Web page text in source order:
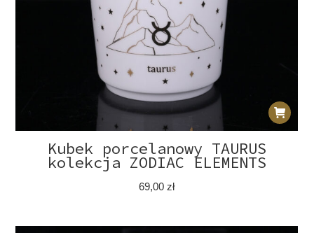
Kubek porcelanowy TAURUS
kolekcja ZODIAC ELEMENTS
69,00 zł